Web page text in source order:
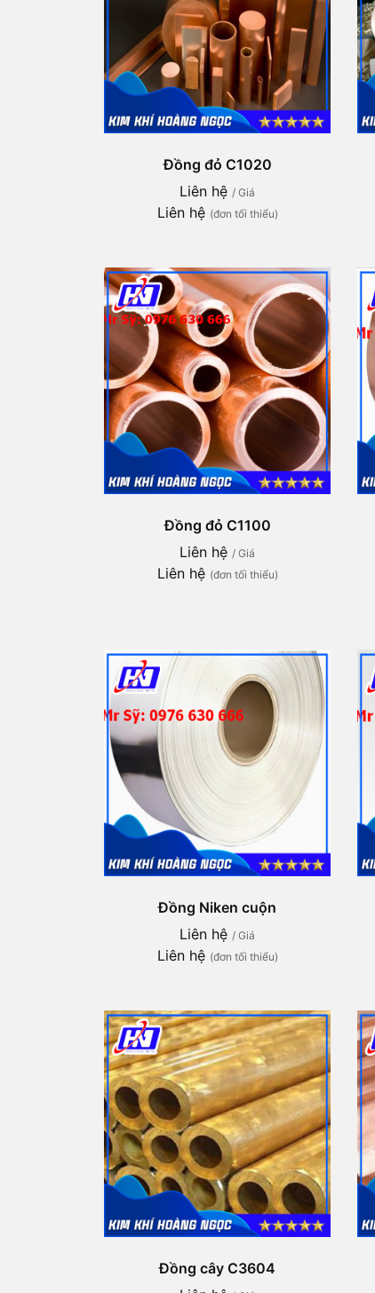
Đồng đỏ C1020
Liên hệ / Giá
Liên hệ (đơn tối thiểu)
Đồng đỏ C1100
Liên hệ / Giá
Liên hệ (đơn tối thiểu)
Đồng Niken cuộn
Liên hệ / Giá
Liên hệ (đơn tối thiểu)
Đồng cây C3604